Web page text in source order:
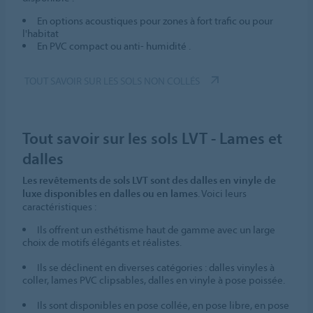
En options acoustiques pour zones à fort trafic ou pour
l'habitat
En PVC compact ou anti- humidité .
Tout savoir sur les sols LVT - Lames et
dalles
Les revêtements de sols LVT sont des dalles en vinyle de
luxe disponibles en dalles ou en lames. Voici leurs
caractéristiques :
Ils offrent un esthétisme haut de gamme avec un large
choix de motifs élégants et réalistes.
Ils se déclinent en diverses catégories : dalles vinyles à
coller, lames PVC clipsables, dalles en vinyle à pose poissée.
Ils sont disponibles en pose collée, en pose libre, en pose